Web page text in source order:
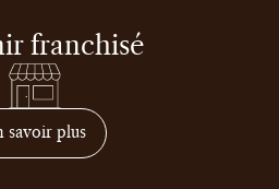
franchisé
savoir plussur comment devenir